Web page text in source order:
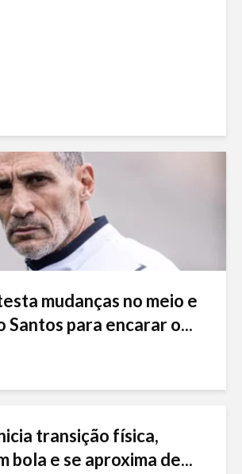
mudanças no meio e
Santos para encarar o...
transição física,
bola e se aproxima de...